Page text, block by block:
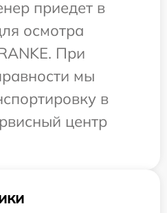
приедет в
осмотра
При
мы
в
центр